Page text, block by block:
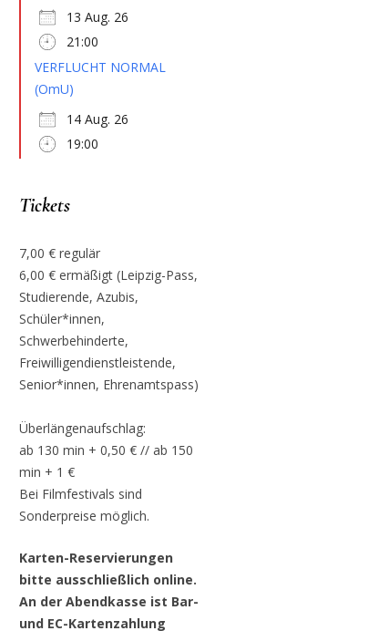
13 Aug. 26
21:00
VERFLUCHT NORMAL
(OmU)
14 Aug. 26
19:00
Tickets
7,00 € regulär
6,00 € ermäßigt (Leipzig-Pass,
Studierende, Azubis,
Schüler*innen,
Schwerbehinderte,
Freiwilligendienstleistende,
Senior*innen, Ehrenamtspass)
Überlängenaufschlag:
ab 130 min + 0,50 € // ab 150
min + 1 €
Bei Filmfestivals sind
Sonderpreise möglich.
Karten-Reservierungen
bitte ausschließlich online.
An der Abendkasse ist Bar-
und EC-Kartenzahlung